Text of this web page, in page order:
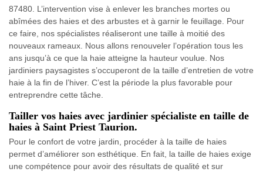
87480. L’intervention vise à enlever les branches mortes ou
abîmées des haies et des arbustes et à garnir le feuillage. Pour
ce faire, nos spécialistes réaliseront une taille à moitié des
nouveaux rameaux. Nous allons renouveler l’opération tous les
ans jusqu’à ce que la haie atteigne la hauteur voulue. Nos
jardiniers paysagistes s’occuperont de la taille d’entretien de votre
haie à la fin de l’hiver. C’est la période la plus favorable pour
entreprendre cette tâche.
Tailler vos haies avec jardinier spécialiste en taille de
haies à Saint Priest Taurion.
Pour le confort de votre jardin, procéder à la taille de haies
permet d’améliorer son esthétique. En fait, la taille de haies exige
une compétence pour avoir des résultats de qualité et sur